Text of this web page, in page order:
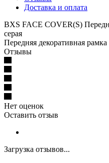
Доставка и оплата
BXS FACE COVER(S)
серая
Передняя декоративная
Отзывы
Нет оценок
Оставить отзыв
Загрузка отзывов...